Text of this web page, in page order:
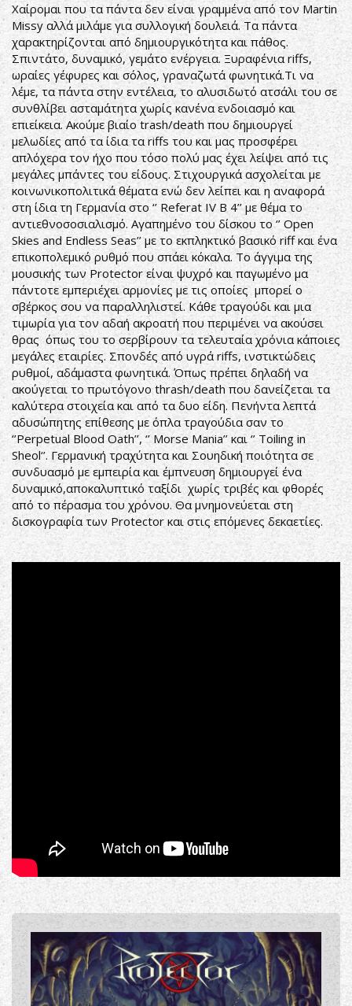
Χαίρομαι που τα πάντα δεν είναι γραμμένα από τον Martin
Missy αλλά μιλάμε για συλλογική δουλειά. Τα πάντα
χαρακτηρίζονται από δημιουργικότητα και πάθος.
Σπιντάτο, δυναμικό, γεμάτο ενέργεια. Ξυραφένια riffs,
ωραίες γέφυρες και σόλος, γραναζωτά φωνητικά.Τι να
λέμε, τα πάντα στην εντέλεια, το αλυσιδωτό ατσάλι του σε
συνθλίβει ασταμάτητα χωρίς κανένα ενδοιασμό και
επιείκεια. Ακούμε βιαίο trash/death που δημιουργεί
μελωδίες από τα ίδια τα riffs του και μας προσφέρει
απλόχερα τον ήχο που τόσο πολύ μας έχει λείψει από τις
μεγάλες μπάντες του είδους. Στιχουργικά ασχολείται με
κοινωνικοπολιτικά θέματα ενώ δεν λείπει και η αναφορά
στη ίδια τη Γερμανία στο ‘’ Referat IV B 4’’ με θέμα το
αντιεθνοσοσιαλισμό. Αγαπημένο του δίσκου το ‘’ Open
Skies and Endless Seas’’ με το εκπληκτικό βασικό riff και ένα
επικοπολεμικό ρυθμό που σπάει κόκαλα. Το άγγιμα της
μουσικής των Protector είναι ψυχρό και παγωμένο μα
πάντοτε εμπεριέχει αρμονίες με τις οποίες μπορεί ο
σβέρκος σου να παραλληλιστεί. Κάθε τραγούδι και μια
τιμωρία για τον αδαή ακροατή που περιμένει να ακούσει
θρας όπως του το σερβίρουν τα τελευταία χρόνια κάποιες
μεγάλες εταιρίες. Σπονδές από υγρά riffs, ινστικτώδεις
ρυθμοί, αδάμαστα φωνητικά. Όπως πρέπει δηλαδή να
ακούγεται το πρωτόγονο thrash/death που δανείζεται τα
καλύτερα στοιχεία και από τα δυο είδη. Πενήντα λεπτά
αδυσώπητης επίθεσης με όπλα τραγούδια σαν το
‘’Perpetual Blood Oath’’, ‘’ Morse Mania’’ και ‘’ Toiling in
Sheol‘’. Γερμανική τραχύτητα και Σουηδική ποιότητα σε
συνδυασμό με εμπειρία και έμπνευση δημιουργεί ένα
δυναμικό,αποκαλυπτικό ταξίδι χωρίς τριβές και φθορές
από το πέρασμα του χρόνου. Θα μνημονεύεται στη
δισκογραφία των Protector και στις επόμενες δεκαετίες.